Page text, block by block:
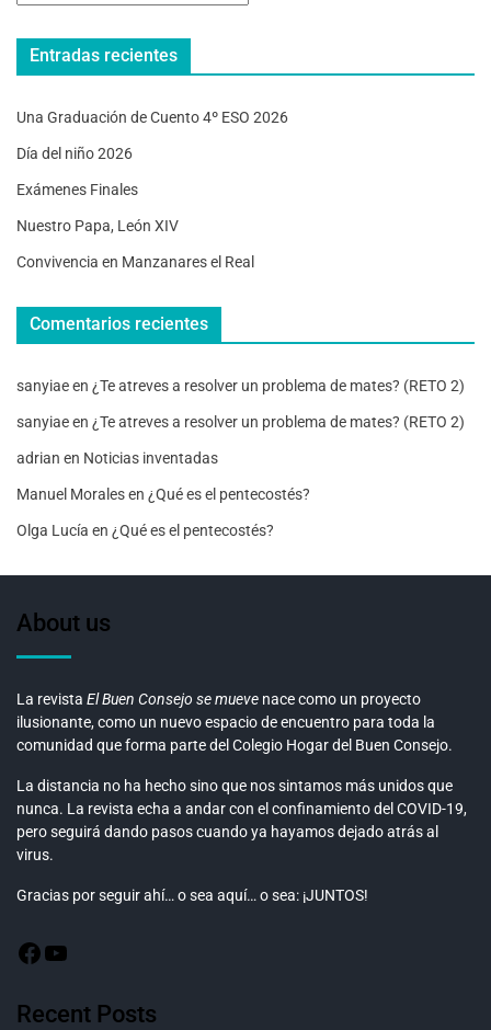
Entradas recientes
Una Graduación de Cuento 4º ESO 2026
Día del niño 2026
Exámenes Finales
Nuestro Papa, León XIV
Convivencia en Manzanares el Real
Comentarios recientes
sanyiaeen ¿Te atreves a resolver un problema de mates? (RETO 2)
sanyiaeen ¿Te atreves a resolver un problema de mates? (RETO 2)
adrian en Noticias inventadas
Manuel Moralesen ¿Qué es el pentecostés?
Olga Lucía en ¿Qué es el pentecostés?
About us
La revista El Buen Consejo se mueve nace como un proyecto
ilusionante, como un nuevo espacio de encuentro para toda la
comunidad que forma parte del Colegio Hogar del Buen Consejo.
La distancia no ha hecho sino que nos sintamos más unidos que
nunca. La revista echa a andar con el confinamiento del COVID-19,
pero seguirá dando pasos cuando ya hayamos dejado atrás al
virus.
Gracias por seguir ahí… o sea aquí… o sea: ¡JUNTOS!
Recent Posts